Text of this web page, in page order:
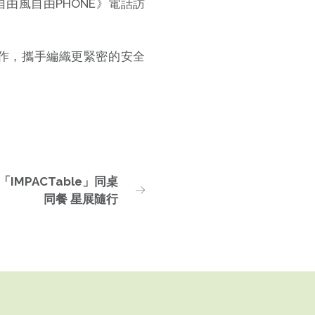
風自由PHONE》電話訪
，攜手編織更緊密的安全
IMPACTable」同桌
同餐 星展隨行